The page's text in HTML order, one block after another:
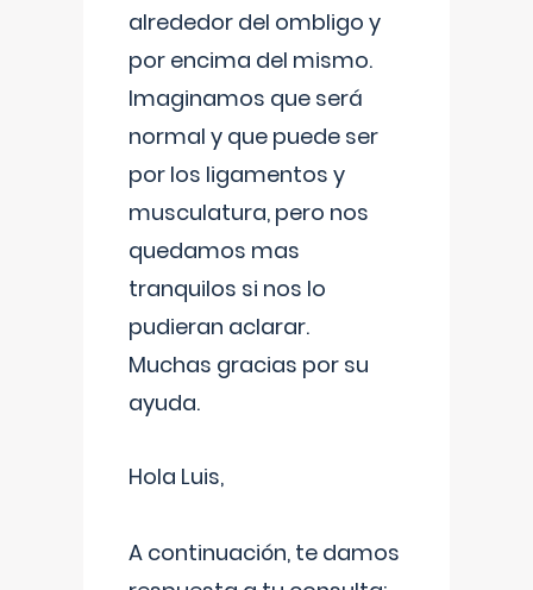
alrededor del ombligo y
por encima del mismo.
Imaginamos que será
normal y que puede ser
por los ligamentos y
musculatura, pero nos
quedamos mas
tranquilos si nos lo
pudieran aclarar.
Muchas gracias por su
ayuda.
Hola Luis,
A continuación, te damos